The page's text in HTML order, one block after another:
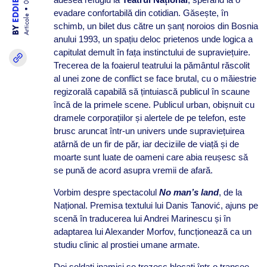
BY
EDDIE
Articole
evadare confortabilă din cotidian. Găsește, în
schimb, un bilet dus către un șanț noroios din Bosnia
anului 1993, un spațiu deloc prietenos unde logica a
capitulat demult în fața instinctului de supraviețuire.
Trecerea de la foaierul teatrului la pământul răscolit
al unei zone de conflict se face brutal, cu o măiestrie
regizorală capabilă să țintuiască publicul în scaune
încă de la primele scene. Publicul urban, obișnuit cu
dramele corporațiilor și alertele de pe telefon, este
brusc aruncat într-un univers unde supraviețuirea
atârnă de un fir de păr, iar deciziile de viață și de
moarte sunt luate de oameni care abia reușesc să
se pună de acord asupra vremii de afară.
Vorbim despre spectacolul No man’s land, de la
Național. Premisa textului lui Danis Tanović, ajuns pe
scenă în traducerea lui Andrei Marinescu și în
adaptarea lui Alexander Morfov, funcționează ca un
studiu clinic al prostiei umane armate.